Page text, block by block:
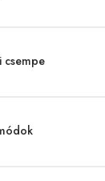
csempe